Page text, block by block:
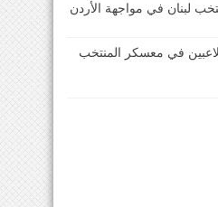
لبنان في مواجهة الأردن
في معسكر المنتخب